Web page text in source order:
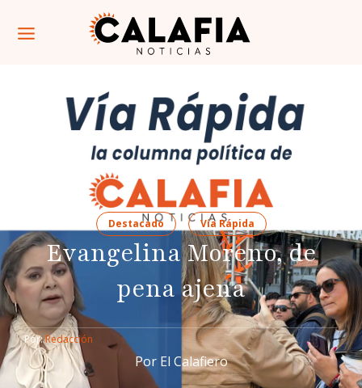
Destacado Vía Rápida
Evangelina Moreno, de
pena ajena
Por: Redacción
Por El Calafiero